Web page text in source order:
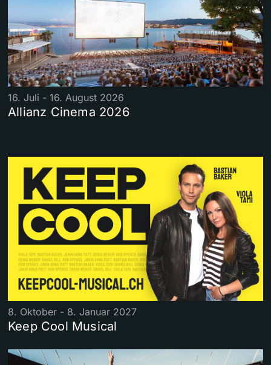
16. Juli - 16. August 2026
Allianz Cinema 2026
8. Oktober - 8. Januar 2027
Keep Cool Musical